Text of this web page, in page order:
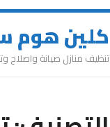
كلين هوم سيرفس
تنظيف منازل صيانة واصلاح وترميمات